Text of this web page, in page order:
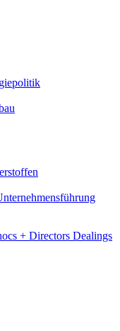
+ Directors Dealings